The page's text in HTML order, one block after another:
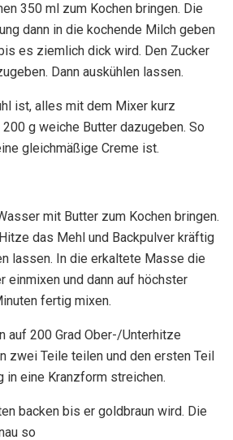
350 ml zum Kochen bringen. Die
dann in die kochende Milch geben
es ziemlich dick wird. Den Zucker
Dann auskühlen lassen.
ist, alles mit dem Mixer kurz
200 g weiche Butter dazugeben. So
gleichmäßige Creme ist.
mit Butter zum Kochen bringen.
das Mehl und Backpulver kräftig
lassen. In die erkaltete Masse die
einmixen und dann auf höchster
fertig mixen.
auf 200 Grad Ober-/Unterhitze
zwei Teile teilen und den ersten Teil
in eine Kranzform streichen.
backen bis er goldbraun wird. Die
so